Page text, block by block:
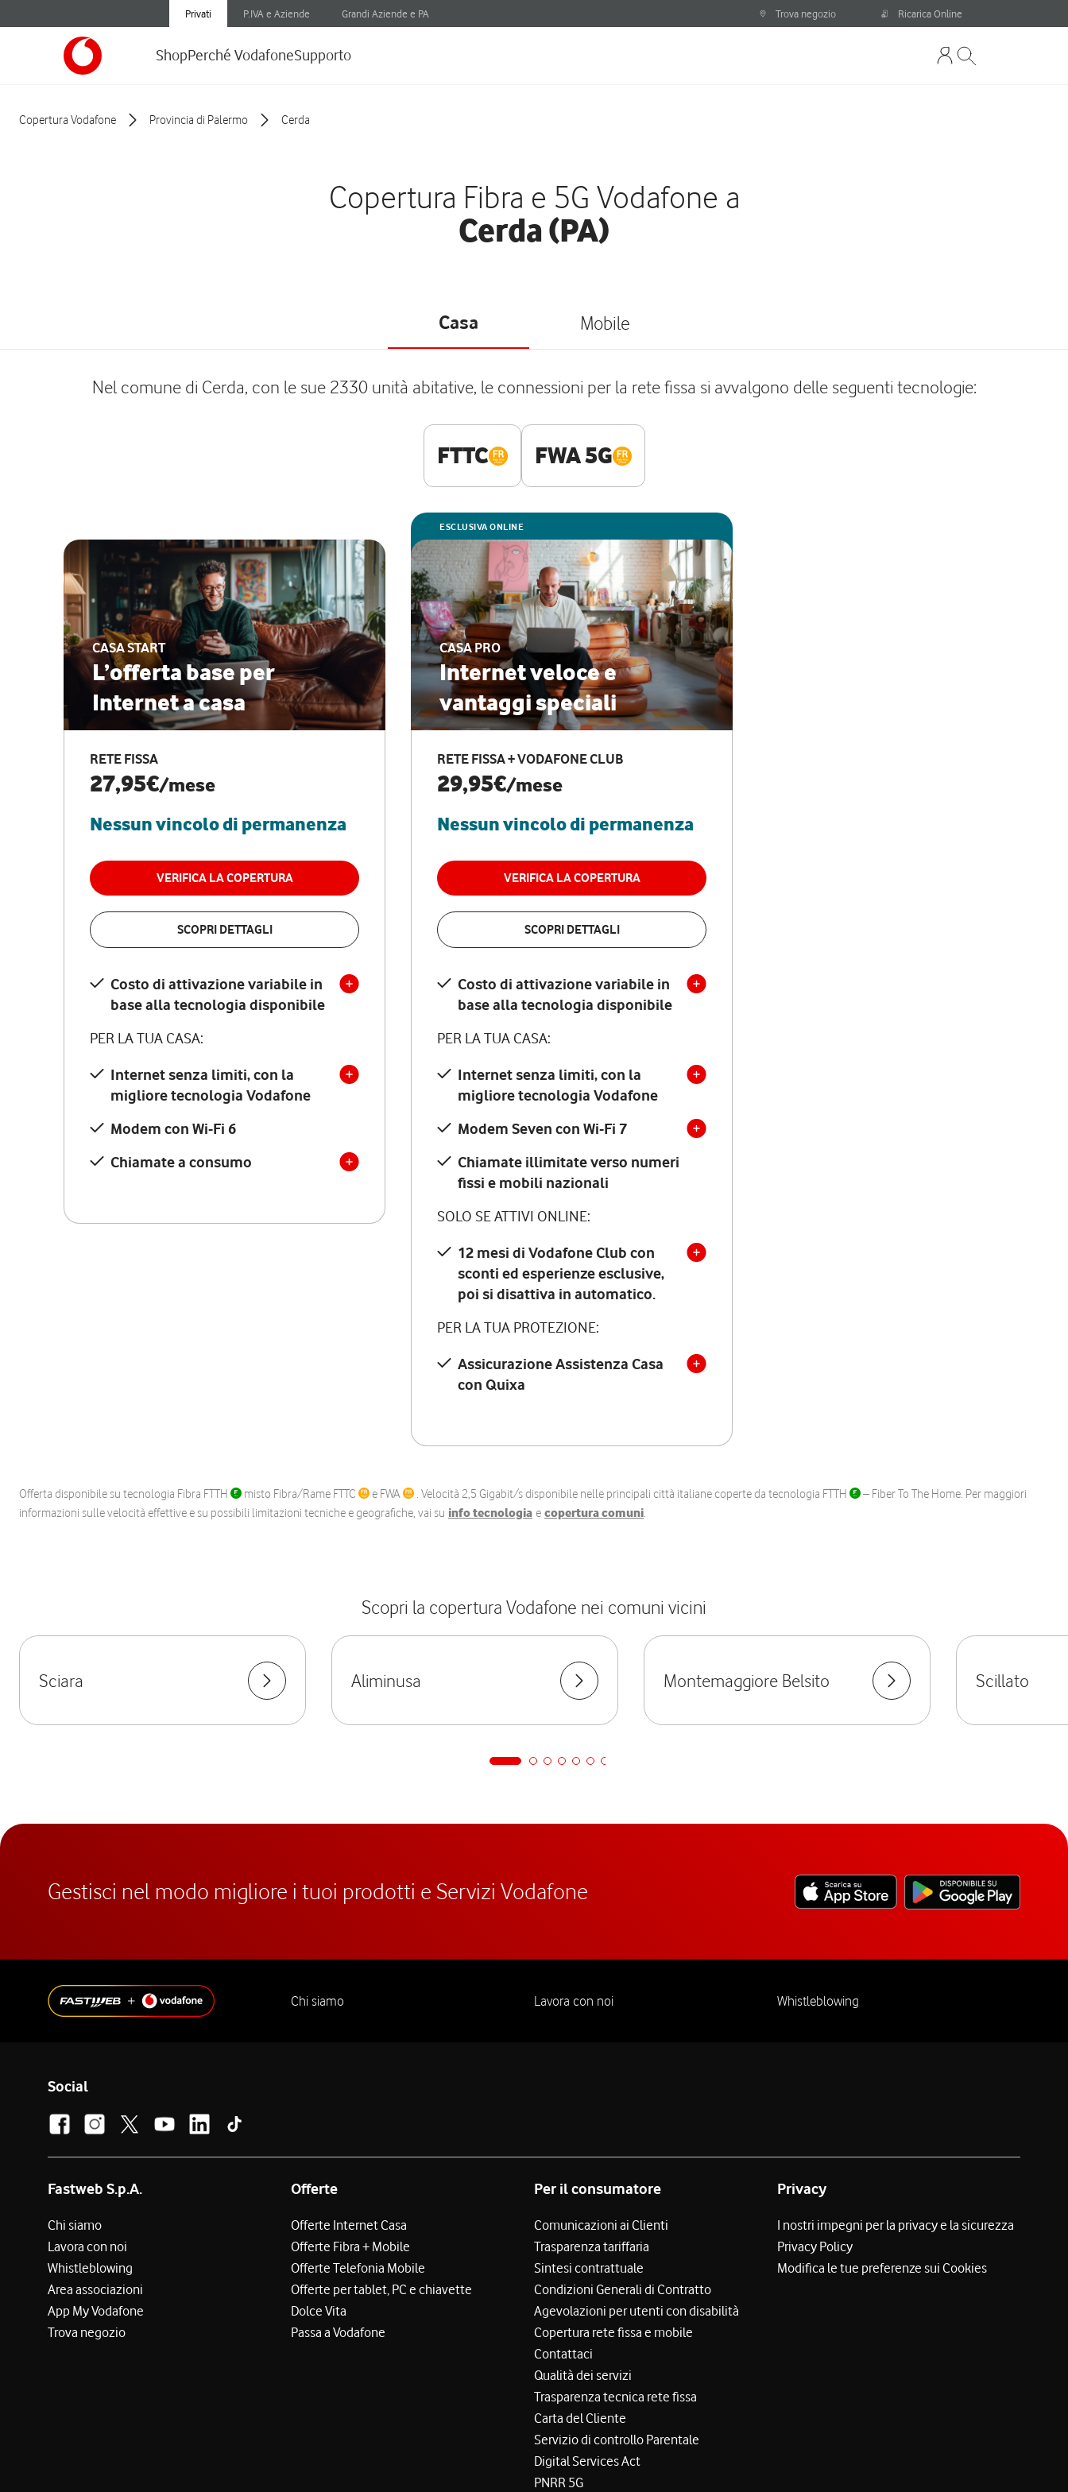
Privati P.IVA e Aziende Grandi Aziende e PA Trova negozio Ricarica Online
ShopPerché VodafoneSupporto
Copertura Vodafone Provincia di Palermo Cerda
Copertura Fibra e 5G Vodafone a
Cerda (PA)
Casa Mobile
Nel comune di Cerda, con le sue 2330 unità abitative, le connessioni per la rete fissa si avvalgono delle seguenti tecnologie:
FTTC FWA 5G
CASA START
L’offerta base per
Internet a casa
RETE FISSA
27,95€/mese
Nessun vincolo di permanenza
VERIFICA LA COPERTURA
SCOPRI DETTAGLI
Costo di attivazione variabile in
base alla tecnologia disponibile
PER LA TUA CASA:
Internet senza limiti, con la
migliore tecnologia Vodafone
Modem con Wi-Fi 6
Chiamate a consumo
ESCLUSIVA ONLINE
CASA PRO
Internet veloce e
vantaggi speciali
RETE FISSA + VODAFONE CLUB
29,95€/mese
Nessun vincolo di permanenza
VERIFICA LA COPERTURA
SCOPRI DETTAGLI
Costo di attivazione variabile in
base alla tecnologia disponibile
PER LA TUA CASA:
Internet senza limiti, con la
migliore tecnologia Vodafone
Modem Seven con Wi-Fi 7
Chiamate illimitate verso numeri
fissi e mobili nazionali
SOLO SE ATTIVI ONLINE:
12 mesi di Vodafone Club con
sconti ed esperienze esclusive,
poi si disattiva in automatico.
PER LA TUA PROTEZIONE:
Assicurazione Assistenza Casa
con Quixa
Offerta disponibile su tecnologia Fibra FTTH misto Fibra/Rame FTTC e FWA . Velocità 2,5 Gigabit/s disponibile nelle principali città italiane coperte da tecnologia FTTH
– Fiber To The Home. Per maggiori
informazioni sulle velocità effettive e su possibili limitazioni tecniche e geografiche, vai su info tecnologia e copertura comuni.
Scopri la copertura Vodafone nei comuni vicini
Sciara Aliminusa Montemaggiore Belsito Scillato
Gestisci nel modo migliore i tuoi prodotti e Servizi Vodafone
Chi siamo Lavora con noi Whistleblowing
Social
Fastweb S.p.A.
Chi siamo
Lavora con noi
Whistleblowing
Area associazioni
App My Vodafone
Trova negozio
Offerte
Offerte Internet Casa
Offerte Fibra + Mobile
Offerte Telefonia Mobile
Offerte per tablet, PC e chiavette
Dolce Vita
Passa a Vodafone
Per il consumatore
Comunicazioni ai Clienti
Trasparenza tariffaria
Sintesi contrattuale
Condizioni Generali di Contratto
Agevolazioni per utenti con disabilità
Copertura rete fissa e mobile
Contattaci
Qualità dei servizi
Trasparenza tecnica rete fissa
Carta del Cliente
Servizio di controllo Parentale
Digital Services Act
PNRR 5G
Privacy
I nostri impegni per la privacy e la sicurezza
Privacy Policy
Modifica le tue preferenze sui Cookies